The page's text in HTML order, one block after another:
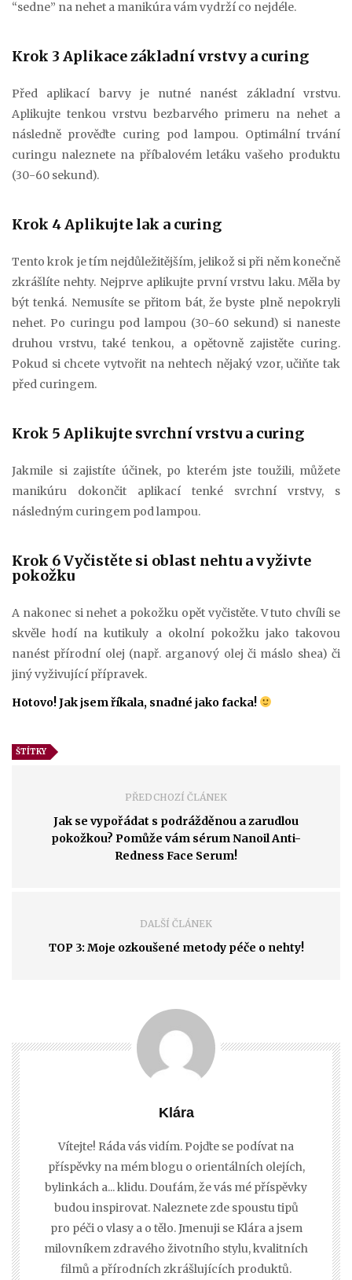
“sedne” na nehet a manikúra vám vydrží co nejdéle.
Krok 3 Aplikace základní vrstvy a curing
Před aplikací barvy je nutné nanést základní vrstvu.
Aplikujte tenkou vrstvu bezbarvého primeru na nehet a
následně prověďte curing pod lampou. Optimální trvání
curingu naleznete na příbalovém letáku vašeho produktu
(30-60 sekund).
Krok 4 Aplikujte lak a curing
Tento krok je tím nejdůležitějším, jelikož si při něm konečně
zkrášlíte nehty. Nejprve aplikujte první vrstvu laku. Měla by
být tenká. Nemusíte se přitom bát, že byste plně nepokryli
nehet. Po curingu pod lampou (30-60 sekund) si naneste
druhou vrstvu, také tenkou, a opětovně zajistěte curing.
Pokud si chcete vytvořit na nehtech nějaký vzor, učiňte tak
před curingem.
Krok 5 Aplikujte svrchní vrstvu a curing
Jakmile si zajistíte účinek, po kterém jste toužili, můžete
manikúru dokončit aplikací tenké svrchní vrstvy, s
následným curingem pod lampou.
Krok 6 Vyčistěte si oblast nehtu a vyživte
pokožku
A nakonec si nehet a pokožku opět vyčistěte. V tuto chvíli se
skvěle hodí na kutikuly a okolní pokožku jako takovou
nanést přírodní olej (např. arganový olej či máslo shea) či
jiný vyživující přípravek.
Hotovo! Jak jsem říkala, snadné jako facka!
ŠTÍTKY
PŘEDCHOZÍ ČLÁNEK
Jak se vypořádat s podrážděnou a zarudlou
pokožkou? Pomůže vám sérum Nanoil Anti-
Redness Face Serum!
DALŠÍ ČLÁNEK
TOP 3: Moje ozkoušené metody péče o nehty!
Klára
Vítejte! Ráda vás vidím. Pojďte se podívat na
příspěvky na mém blogu o orientálních olejích,
bylinkách a... klidu. Doufám, že vás mé příspěvky
budou inspirovat. Naleznete zde spoustu tipů
pro péči o vlasy a o tělo. Jmenuji se Klára a jsem
milovníkem zdravého životního stylu, kvalitních
filmů a přírodních zkrášlujících produktů.